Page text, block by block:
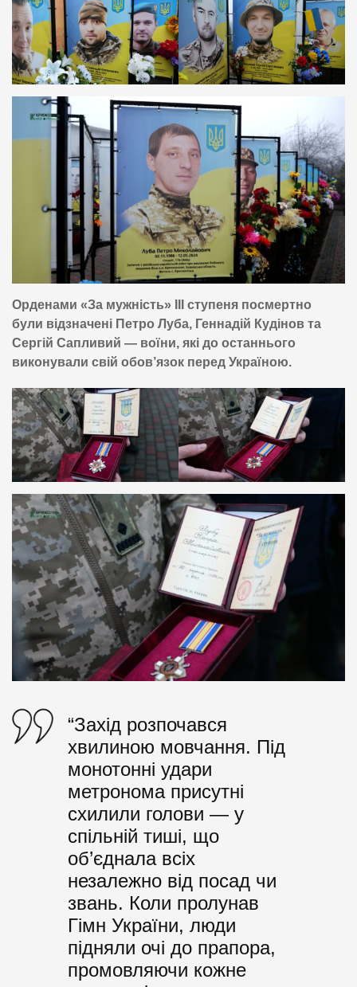
Орденами «За мужність» ІІІ ступеня посмертно
були відзначені Петро Луба, Геннадій Кудінов та
Сергій Сапливий — воїни, які до останнього
виконували свій обов’язок перед Україною.
“Захід розпочався
хвилиною мовчання. Під
монотонні удари
метронома присутні
схилили голови — у
спільній тиші, що
об’єднала всіх
незалежно від посад чи
звань. Коли пролунав
Гімн України, люди
підняли очі до прапора,
промовляючи кожне